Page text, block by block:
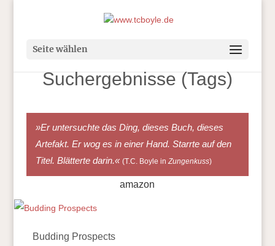
Seite wählen
Suchergebnisse (Tags)
»Er untersuchte das Ding, dieses Buch, dieses
Artefakt. Er wog es in einer Hand. Starrte auf den
Titel. Blätterte darin.« (T.C. Boyle in Zungenkuss)
amazon
Budding Prospects